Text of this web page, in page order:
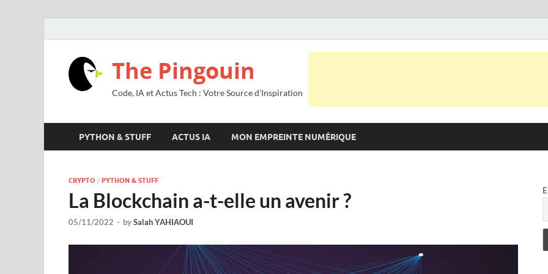
The Pingouin
Code, IA et Actus Tech : Votre Source d’Inspiration
PYTHON & STUFF ACTUS IA MON EMPREINTE NUMÉRIQUE
CRYPTO / PYTHON & STUFF
La Blockchain a-t-elle un avenir ?
05/11/2022 - bySalah YAHIAOUI